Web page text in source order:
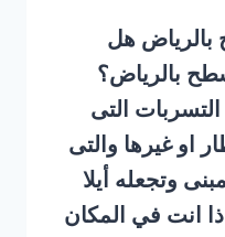
هل
بالرياض؟
التى
او غيرها والتى
وتجعله أيلا
انت في المكان